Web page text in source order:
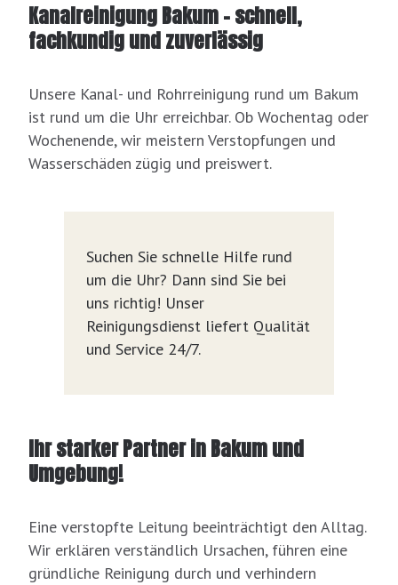
Kanalreinigung Bakum – schnell,
fachkundig und zuverlässig
Unsere Kanal- und Rohrreinigung rund um Bakum
ist rund um die Uhr erreichbar. Ob Wochentag oder
Wochenende, wir meistern Verstopfungen und
Wasserschäden zügig und preiswert.
Suchen Sie schnelle Hilfe rund
um die Uhr? Dann sind Sie bei
uns richtig! Unser
Reinigungsdienst liefert Qualität
und Service 24/7.
Ihr starker Partner in Bakum und
Umgebung!
Eine verstopfte Leitung beeinträchtigt den Alltag.
Wir erklären verständlich Ursachen, führen eine
gründliche Reinigung durch und verhindern